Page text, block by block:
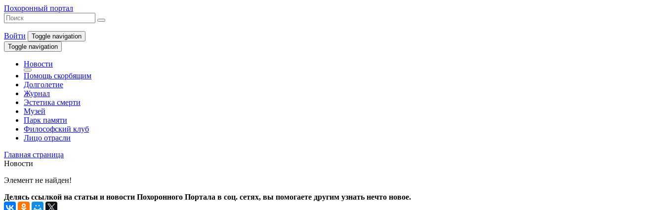
Похоронный портал
Войти
Toggle navigation
Toggle navigation
Новости
Помощь скорбящим
Долголетие
Журнал
Эстетика смерти
Музей
Парк памяти
Философский клуб
Лицо отрасли
Главная страница
Новости
Элемент не найден!
Делясь ссылкой на статьи и новости Похоронного Портала в соц. сетях, вы помогаете другим узнать нечто новое.